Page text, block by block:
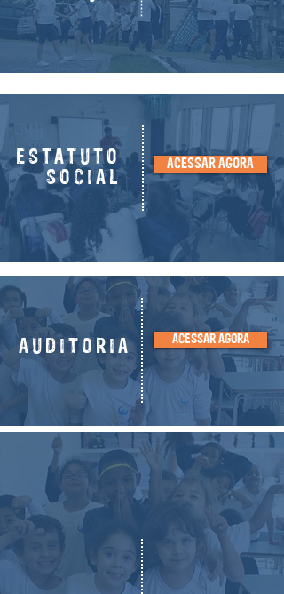
ESTATUTO
SOCIAL
ACESSAR AGORA
AUDITORIA ACESSAR AGORA